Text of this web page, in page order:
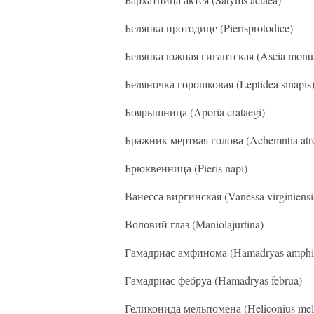
Белянка протодице (Pierisprotodice)
Белянка южная гигантская (Ascia
Беляночка горошковая (Leptidea sinapis)
Боярышница (Aporia crataegi)
Бражник мертвая голова (Achemntia
Брюквенница (Pieris napi)
Ванесса виргинская (Vanessa
Воловий глаз (Maniolajurtina)
Гамадриас амфинома (Hamadryas
Гамадриас фебруа (Hamadryas februa)
Геликонида мельпомена (Heliconius